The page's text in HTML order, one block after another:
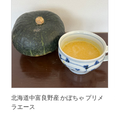
北海道中富良野産 かぼちゃ プリメ
ラエース